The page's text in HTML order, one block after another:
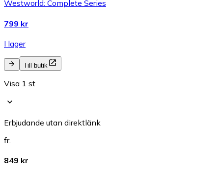
Westworld: Complete Series
799 kr
I lager
Till butik
Visa 1 st
Erbjudande utan direktlänk
fr.
849 kr